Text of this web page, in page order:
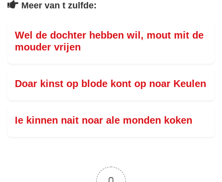
Meer van t zulfde:
Wel de dochter hebben wil, mout mit de
mouder vrijen
Doar kinst op blode kont op noar Keulen
Ie kinnen nait noar ale monden koken